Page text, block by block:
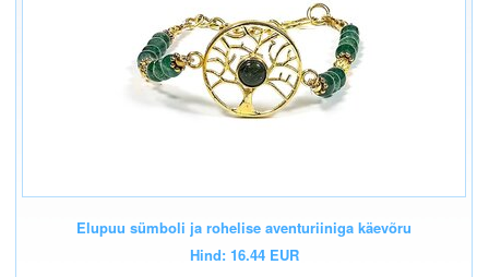
Elupuu sümboli ja rohelise aventuriiniga käevõru
Hind: 16.44 EUR